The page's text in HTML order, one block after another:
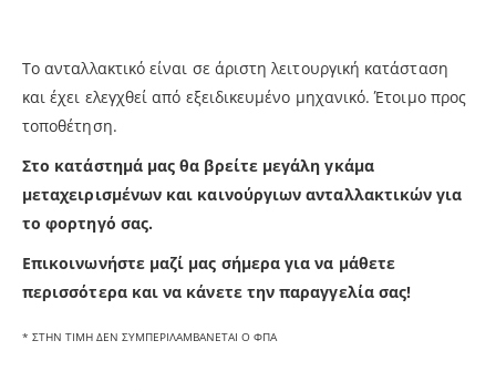
Το ανταλλακτικό είναι σε άριστη λειτουργική κατάσταση
και έχει ελεγχθεί από εξειδικευμένο μηχανικό. Έτοιμο προς
τοποθέτηση.
Στο κατάστημά μας θα βρείτε μεγάλη γκάμα
μεταχειρισμένων και καινούργιων ανταλλακτικών για
το φορτηγό σας.
Επικοινωνήστε μαζί μας σήμερα για να μάθετε
περισσότερα και να κάνετε την παραγγελία σας!
* ΣΤΗΝ ΤΙΜΗ ΔΕΝ ΣΥΜΠΕΡΙΛΑΜΒΑΝΕΤΑΙ Ο ΦΠΑ